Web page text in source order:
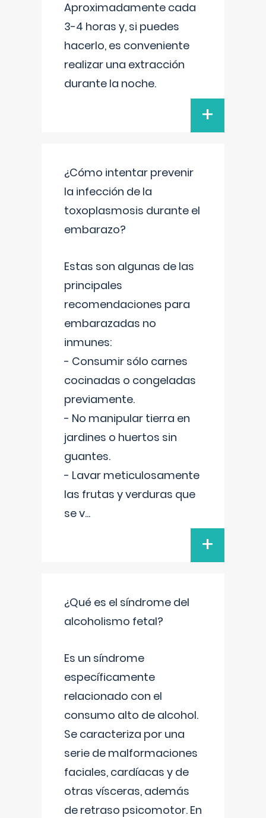
Aproximadamente cada
3-4 horas y, si puedes
hacerlo, es conveniente
realizar una extracción
durante la noche.
+
¿Cómo intentar prevenir
la infección de la
toxoplasmosis durante el
embarazo?
Estas son algunas de las
principales
recomendaciones para
embarazadas no
inmunes:
- Consumir sólo carnes
cocinadas o congeladas
previamente.
- No manipular tierra en
jardines o huertos sin
guantes.
- Lavar meticulosamente
las frutas y verduras que
se v...
+
¿Qué es el síndrome del
alcoholismo fetal?
Es un síndrome
específicamente
relacionado con el
consumo alto de alcohol.
Se caracteriza por una
serie de malformaciones
faciales, cardíacas y de
otras vísceras, además
de retraso psicomotor. En